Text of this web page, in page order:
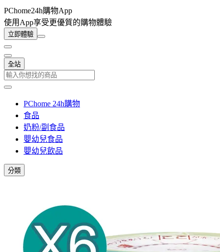
PChome24h購物App
使用App享受更優質的購物體驗
立即體驗
全站
PChome 24h購物
食品
奶粉/副食品
嬰幼兒食品
嬰幼兒飲品
分類